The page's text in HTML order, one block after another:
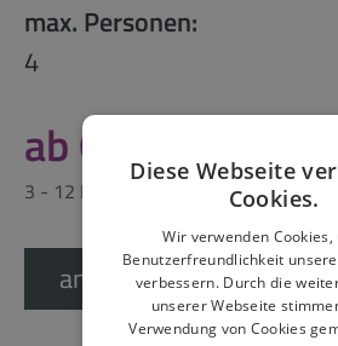
max. Personen:
4
ab 6.510,00
3 - 12 Monate
anfragen
Diese Webseite
Cookies.
Wir verwenden Cookies,
Benutzerfreundlichkeit
verbessern. Durch die
unserer Webseite
Verwendung von Cookies